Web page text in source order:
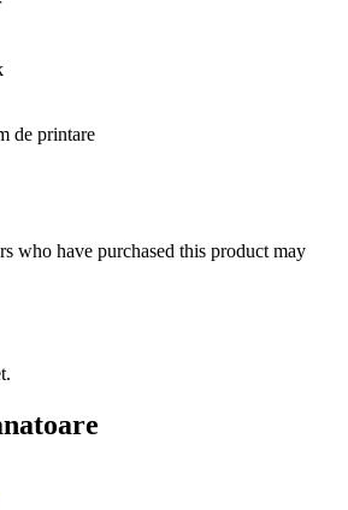
de printare
who have purchased this product may